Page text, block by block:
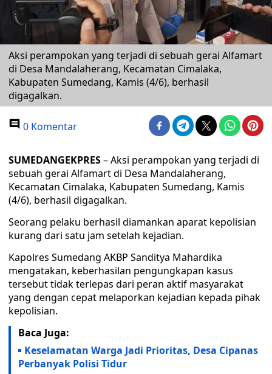
Aksi perampokan yang terjadi di sebuah gerai Alfamart
di Desa Mandalaherang, Kecamatan Cimalaka,
Kabupaten Sumedang, Kamis (4/6), berhasil
digagalkan.
0 Komentar
SUMEDANGEKPRES– Aksi perampokan yang terjadi di
sebuah gerai Alfamart di Desa Mandalaherang,
Kecamatan Cimalaka, Kabupaten Sumedang, Kamis
(4/6), berhasil digagalkan.
Seorang pelaku berhasil diamankan aparat kepolisian
kurang dari satu jam setelah kejadian.
Kapolres Sumedang AKBP Sanditya Mahardika
mengatakan, keberhasilan pengungkapan kasus
tersebut tidak terlepas dari peran aktif masyarakat
yang dengan cepat melaporkan kejadian kepada pihak
kepolisian.
Baca Juga:
Keselamatan Warga Jadi Prioritas, Desa Cipanas
Perbanyak Polisi Tidur